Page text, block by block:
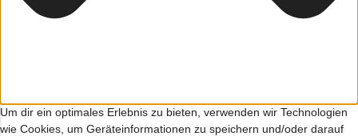
Um dir ein optimales Erlebnis zu bieten, verwenden wir Technologien
wie Cookies, um Geräteinformationen zu speichern und/oder darauf